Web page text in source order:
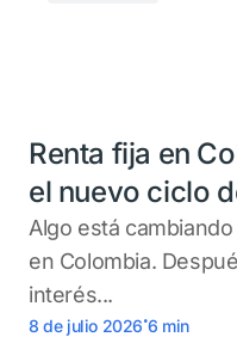
Renta fija en
el nuevo ciclo
Algo está
en Colombia.
interés...
8 de julio 2026.6 min